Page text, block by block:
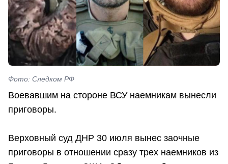
Фото: Следком РФ
Воевавшим на стороне ВСУ наемникам вынесли
приговоры.
Верховный суд ДНР 30 июля вынес заочные
приговоры в отношении сразу трех наемников из